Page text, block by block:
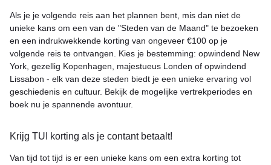
Als je je volgende reis aan het plannen bent, mis dan niet de
unieke kans om een van de "Steden van de Maand" te bezoeken
en een indrukwekkende korting van ongeveer €100 op je
volgende reis te ontvangen. Kies je bestemming: opwindend New
York, gezellig Kopenhagen, majestueus Londen of opwindend
Lissabon - elk van deze steden biedt je een unieke ervaring vol
geschiedenis en cultuur. Bekijk de mogelijke vertrekperiodes en
boek nu je spannende avontuur.
Krijg TUI korting als je contant betaalt!
Van tijd tot tijd is er een unieke kans om een extra korting tot